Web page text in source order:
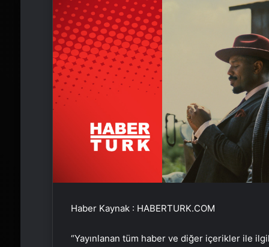
Haber Kaynak : HABERTURK.COM
“Yayınlanan tüm haber ve diğer içerikler ile